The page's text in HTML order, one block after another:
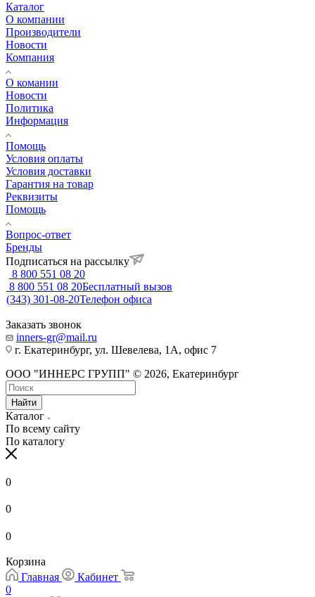
Каталог
О компании
Производители
Новости
Компания
О комании
Новости
Политика
Информация
Помощь
Условия оплаты
Условия доставки
Гарантия на товар
Реквизиты
Помощь
Вопрос-ответ
Бренды
Подписаться на рассылку
8 800 551 08 20
8 800 551 08 20Бесплатный вызов
(343) 301-08-20Телефон офиса
Заказать звонок
inners-gr@mail.ru
г. Екатеринбург, ул. Шевелева, 1А, офис 7
ООО "ИННЕРС ГРУПП" © 2026, Екатеринбург
Найти
Каталог
По всему сайту
По каталогу
0
0
0
Корзина
Главная
Кабинет
0